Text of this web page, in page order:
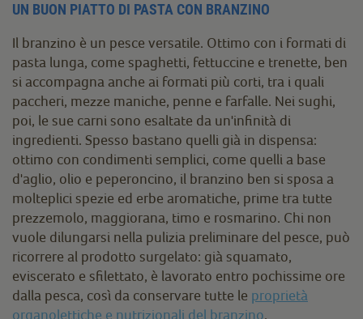
UN BUON PIATTO DI PASTA CON BRANZINO
Il branzino è un pesce versatile. Ottimo con i formati di
pasta lunga, come spaghetti, fettuccine e trenette, ben
si accompagna anche ai formati più corti, tra i quali
paccheri, mezze maniche, penne e farfalle. Nei sughi,
poi, le sue carni sono esaltate da un'infinità di
ingredienti. Spesso bastano quelli già in dispensa:
ottimo con condimenti semplici, come quelli a base
d'aglio, olio e peperoncino, il branzino ben si sposa a
molteplici spezie ed erbe aromatiche, prime tra tutte
prezzemolo, maggiorana, timo e rosmarino. Chi non
vuole dilungarsi nella pulizia preliminare del pesce, può
ricorrere al prodotto surgelato: già squamato,
eviscerato e sfilettato, è lavorato entro pochissime ore
dalla pesca, così da conservare tutte le proprietà
organolettiche e nutrizionali del branzino.